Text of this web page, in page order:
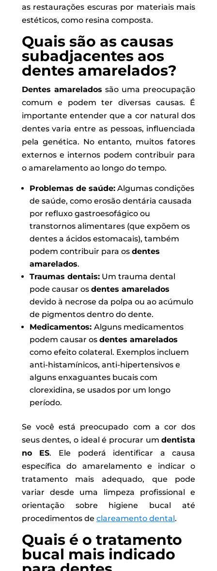
as restaurações escuras por materiais mais
estéticos, como resina composta.
Quais são as causas
subadjacentes aos
dentes amarelados?
Dentes amarelados são uma preocupação
comum e podem ter diversas causas. É
importante entender que a cor natural dos
dentes varia entre as pessoas, influenciada
pela genética. No entanto, muitos fatores
externos e internos podem contribuir para
o amarelamento ao longo do tempo.
Problemas de saúde:Algumas condições
de saúde, como erosão dentária causada
por refluxo gastroesofágico ou
transtornos alimentares (que expõem os
dentes a ácidos estomacais), também
podem contribuir para os dentes
amarelados.
Traumas dentais:Um trauma dental
pode causar os dentes amarelados
devido à necrose da polpa ou ao acúmulo
de pigmentos dentro do dente.
Medicamentos: Alguns medicamentos
podem causar os dentes amarelados
como efeito colateral. Exemplos incluem
anti-histamínicos, anti-hipertensivos e
alguns enxaguantes bucais com
clorexidina, se usados por um longo
período.
Se você está preocupado com a cor dos
seus dentes, o ideal é procurar umdentista
no ES. Ele poderá identificar a causa
específica do amarelamento e indicar o
tratamento mais adequado, que pode
variar desde uma limpeza profissional e
orientação sobre higiene bucal até
procedimentos de clareamento dental.
Quais é o tratamento
bucal mais indicado